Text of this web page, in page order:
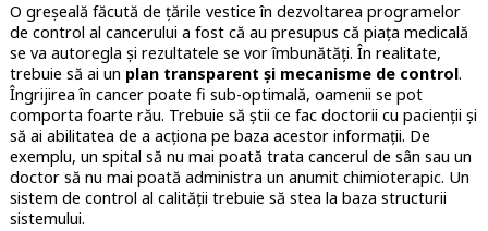
O greșeală făcută de țările vestice în dezvoltarea programelor
de control al cancerului a fost că au presupus că piața medicală
se va autoregla și rezultatele se vor îmbunătăți. În realitate,
trebuie să ai un plan transparent și mecanisme de control.
Îngrijirea în cancer poate fi sub-optimală, oamenii se pot
comporta foarte rău. Trebuie să știi ce fac doctorii cu pacienții și
să ai abilitatea de a acționa pe baza acestor informații. De
exemplu, un spital să nu mai poată trata cancerul de sân sau un
doctor să nu mai poată administra un anumit chimioterapic. Un
sistem de control al calității trebuie să stea la baza structurii
sistemului.